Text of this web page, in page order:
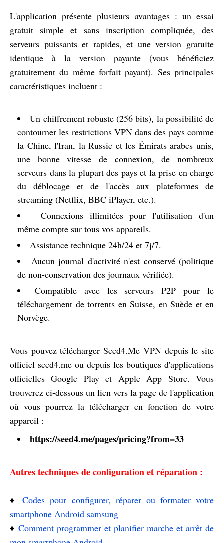
L'application présente plusieurs avantages : un essai
gratuit simple et sans inscription compliquée, des
serveurs puissants et rapides, et une version gratuite
identique à la version payante (vous bénéficiez
gratuitement du même forfait payant). Ses principales
caractéristiques incluent :
Un chiffrement robuste (256 bits), la possibilité de
contourner les restrictions VPN dans des pays comme
la Chine, l'Iran, la Russie et les Émirats arabes unis,
une bonne vitesse de connexion, de nombreux
serveurs dans la plupart des pays et la prise en charge
du déblocage et de l'accès aux plateformes de
streaming (Netflix, BBC iPlayer, etc.).
Connexions illimitées pour l'utilisation d'un
même compte sur tous vos appareils.
Assistance technique 24h/24 et 7j/7.
Aucun journal d'activité n'est conservé (politique
de non-conservation des journaux vérifiée).
Compatible avec les serveurs P2P pour le
téléchargement de torrents en Suisse, en Suède et en
Norvège.
Vous pouvez télécharger Seed4.Me VPN depuis le site
officiel seed4.me ou depuis les boutiques d'applications
officielles Google Play et Apple App Store. Vous
trouverez ci-dessous un lien vers la page de l'application
où vous pourrez la télécharger en fonction de votre
appareil :
https://seed4.me/pages/pricing?from=33
Autres techniques de configuration et réparation :
♦️Codes pour configurer, réparer ou formater votre
smartphone Android samsung
♦️ Comment programmer et planifier marche et arrêt de